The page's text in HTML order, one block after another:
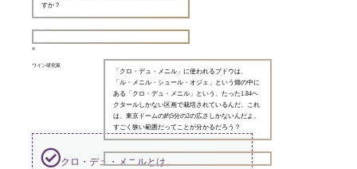
すか？
ワイン研究家
「クロ・デュ・メニル」に使われるブドウは、
「ル・メニル・シュール・オジェ」という畑の中に
ある「クロ・デュ・メニル」という、たった1.84ヘ
クタールしかない区画で栽培されているんだ。これ
は、東京ドームの約5分の2の広さしかないんだよ。
すごく狭い範囲だってことが分かるだろう？
クロ・デュ・メニルとは。